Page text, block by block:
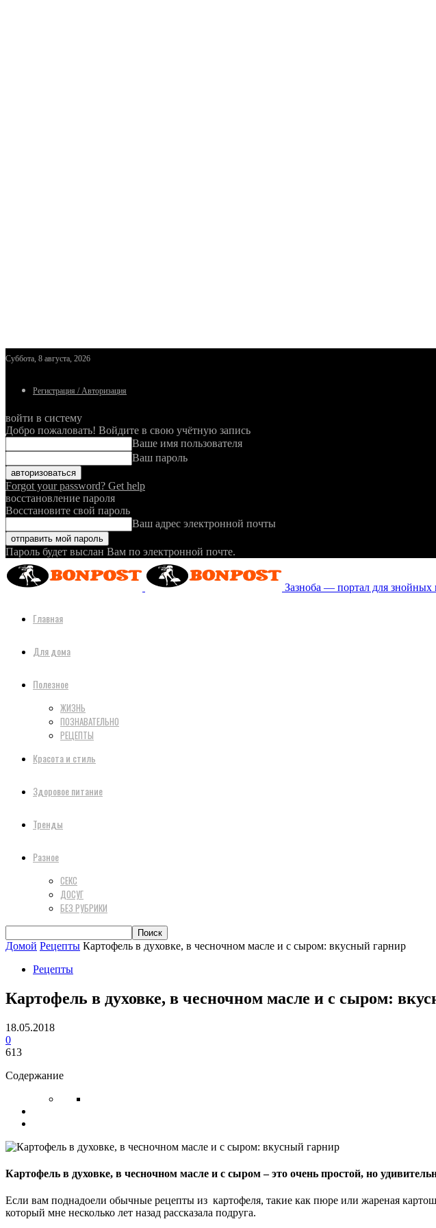
Суббота, 8 августа, 2026
Регистрация / Авторизация
войти в систему
Добро пожаловать! Войдите в свою учётную запись
Ваше имя пользователя
Ваш пароль
Forgot your password? Get help
восстановление пароля
Восстановите свой пароль
Ваш адрес электронной почты
Пароль будет выслан Вам по электронной почте.
Зазноба — портал для знойных
Главная
Для дома
Полезное
ЖИЗНЬ
ПОЗНАВАТЕЛЬНО
РЕЦЕПТЫ
Красота и стиль
Здоровое питание
Тренды
Разное
СЕКС
ДОСУГ
БЕЗ РУБРИКИ
Домой Рецепты Картофель в духовке, в чесночном масле и с сыром: вкусный гарнир
Рецепты
Картофель в духовке, в чесночном масле и с сыром:
18.05.2018
0
613
Содержание
Картофель в духовке, в чесночном масле и с сыром – это очень простой, но
Если вам поднадоели обычные рецепты из картофеля, такие как пюре или жареная
который мне несколько лет назад рассказала подруга.